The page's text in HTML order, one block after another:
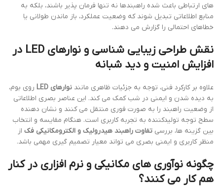
های ارتباطی باعث شده راهبندها نه تنها فرمان پذیر باشند، بلکه به
منابع اطلاعاتی تبدیل شوند که وضعیت عملکرد، باز ماندن طولانی یا
خطاهای احتمالی را گزارش می دهند.
نقش طراحی زیبایی شناسی و نوارهای LED در
افزایش امنیت و دید شبانه
علاوه بر کارکرد فنی، توجه به جزئیات ظاهری مانند نوارهای LED
روی بوم،
به دیده شدن و ایمنی در شب کمک می کند. این عناصر بصری اطلاعاتی
از وضعیت راهبند را به صورت فوری منتقل می کنند و نشان دهنده
سطح توجه تولیدکننده به تجربه کاربری است. هنگام مقایسه و انتخاب
بین گزینه ها، بررسی تفاوت راهبند هیدرولیک و الکترومکانیکی فک از
منظر کاربری و ایمنی بصری می تواند معیار تصمیم گیری مهمی باشد.
چگونه نوآوری های مکانیکی و نرم افزاری در کنار
هم کار می کنند؟